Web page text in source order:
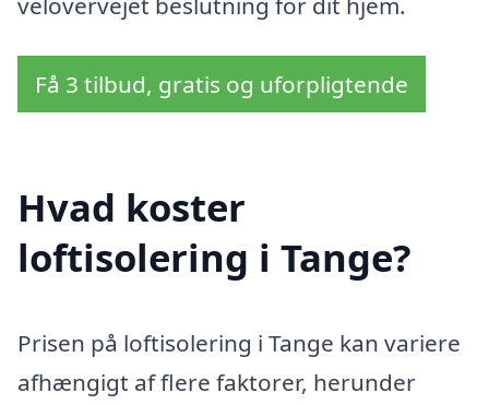
Få 3 tilbud, gratis og uforpligtende
Hvad koster
loftisolering i Tange?
Prisen på loftisolering i Tange kan variere
afhængigt af flere faktorer, herunder